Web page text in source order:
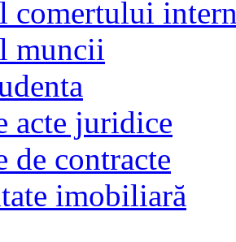
comertului
muncii
acte juridice
de contracte
imobiliară